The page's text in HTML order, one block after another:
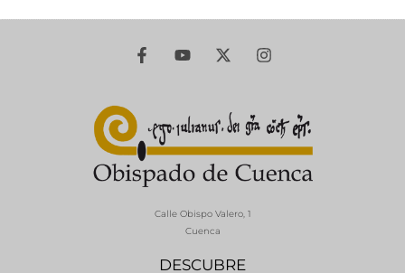
DESCUBRE
Calle Obispo Valero, 1
Cuenca